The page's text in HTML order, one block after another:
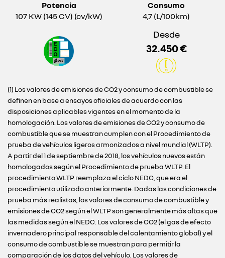
Potencia
107 KW (145 CV) (cv/kW)
Consumo
4,7 (L/100km)
Desde
32.450 €
(1) Los valores de emisiones de CO2 y consumo de combustible se
definen en base a ensayos oficiales de acuerdo con las
disposiciones aplicables vigentes en el momento de la
homologación. Los valores de emisiones de CO2 y consumo de
combustible que se muestran cumplen con el Procedimiento de
prueba de vehículos ligeros armonizados a nivel mundial (WLTP).
A partir del 1 de septiembre de 2018, los vehículos nuevos están
homologados según el Procedimiento de prueba WLTP. El
procedimiento WLTP reemplaza el ciclo NEDC, que era el
procedimiento utilizado anteriormente. Dadas las condiciones de
prueba más realistas, los valores de consumo de combustible y
emisiones de CO2 según el WLTP son generalmente más altas que
las medidas según el NEDC. Los valores de CO2 (el gas de efecto
invernadero principal responsable del calentamiento global) y el
consumo de combustible se muestran para permitir la
comparación de los datos del vehículo. Los valores de